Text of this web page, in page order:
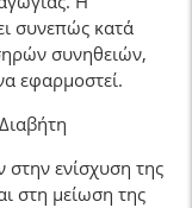
συνεπώς κατά
συνηθειών,
εφαρμοστεί.
ενίσχυση της
στη μείωση της